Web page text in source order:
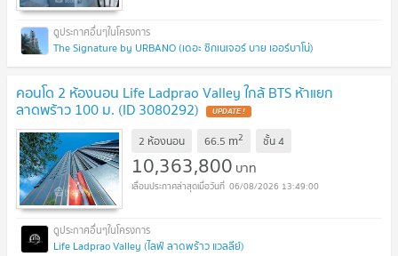
The Signature by URBANO (เดอะ ซิกเนเจอร์ บาย เออร์บาโน่)
คอนโด 2 ห้องนอน Life Ladprao Valley ใกล้ BTS ห้าแยก
ลาดพร้าว 100 ม. (ID 3080292)
2 ห้องนอน 66.5 m2 ชั้น4
10,363,800 บาท
06/08/2026 13:49:00
Life Ladprao Valley (ไลฟ์ ลาดพร้าว แวลลีย์)